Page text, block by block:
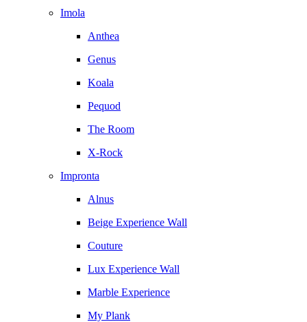
Imola
Anthea
Genus
Koala
Pequod
The Room
X-Rock
Impronta
Alnus
Beige Experience Wall
Couture
Lux Experience Wall
Marble Experience
My Plank